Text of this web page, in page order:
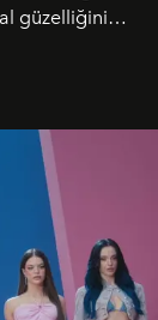
güzelliğini